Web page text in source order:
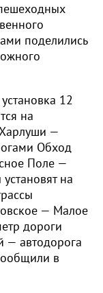
поделились
12
на
—
Обход
Поле —
на
— Малое
дороги
— автодорога
в